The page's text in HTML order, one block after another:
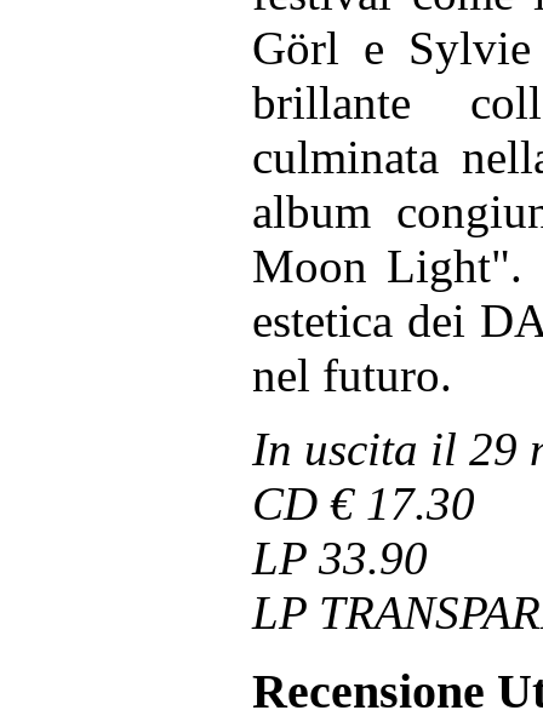
Görl e
brillante
culminata
album
Moon Light".
estetica dei
nel futuro.
In uscita il 29
CD € 17.30
LP 33.90
LP
Recensione